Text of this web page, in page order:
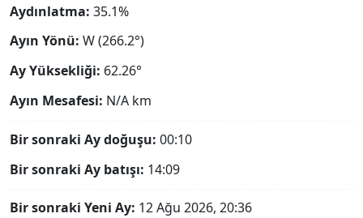
Aydınlatma: 35.1%
Ayın Yönü: W (266.2°)
Ay Yüksekliği: 62.26°
Ayın Mesafesi: N/A km
Bir sonraki Ay doğuşu: 00:10
Bir sonraki Ay batışı: 14:09
Bir sonraki Yeni Ay: 12 Ağu 2026, 20:36